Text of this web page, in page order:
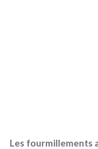
Les fourmillements